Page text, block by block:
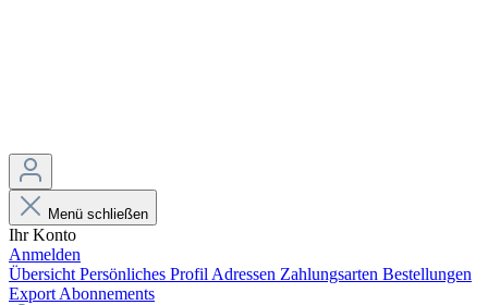
Menü schließen
Ihr Konto
Anmelden
Übersicht Persönliches Profil Adressen Zahlungsarten Bestellungen
Export Abonnements